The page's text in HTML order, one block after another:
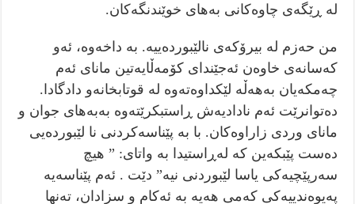
لە ڕێگەی چاوەکانی بەهای خوێندنگەکان.
من حەزم لە بیرۆکەی نالێبوردەییە. بە داخەوە، ئەو
کەسانەی خاوەن ئەجێندای کۆمەڵایەتین مانای ئەم
چەمکەیان بەهەڵە لێکداوەتەوە لە قوتابخانەو دادگادا.
دەتوانرێت ئەم نادادیەش ڕاستبکرێتەوە بەبەهای جوان و
مانای وردی زاراوەکان. با بە پێناسەکردنی نا لێبوردەیی
دەست پێبکەین کە لەڕاستیدا بە واتای: ” هیچ
سەرپێچیەکی یاسا لێبوردنی نیە” دێت . ئەم پێناسەیە
پەیوەندییەکی کەمی هەیە بە ئەکام و سزادان، تەنها